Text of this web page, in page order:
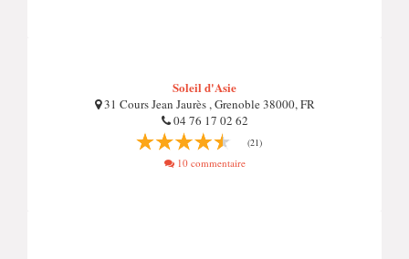
Soleil d'Asie
31 Cours Jean Jaurès , Grenoble 38000, FR
04 76 17 02 62
(21)
10 commentaire